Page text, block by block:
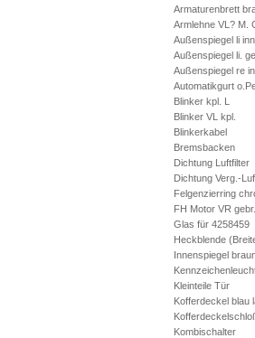
Armaturenbrett
Armlehne VL? M.
Außenspiegel li
Außenspiegel li.
Außenspiegel re
Automatikgurt
Blinker kpl. L
Blinker VL kpl.
Blinkerkabel
Bremsbacken
Dichtung Luftfilter
Dichtung Verg.-
Felgenzierring
FH Motor VR gebr.
Glas für 4258459
Heckblende
Innenspiegel
Kleinteile Tür
Kofferdeckel blau
Kombischalter